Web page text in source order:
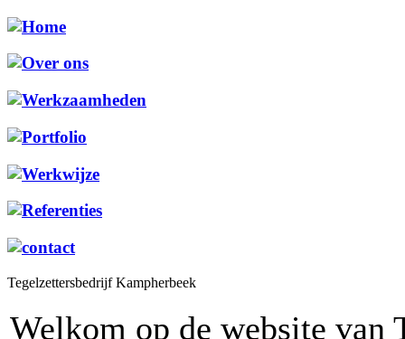
Tegelzettersbedrijf Kampherbeek
Welkom op de website van